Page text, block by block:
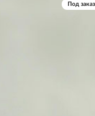
Под заказ